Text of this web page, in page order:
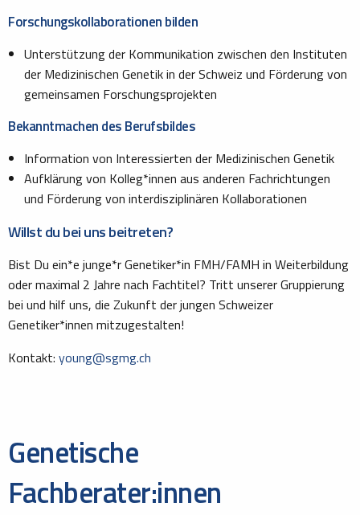
Forschungskollaborationen bilden
Unterstützung der Kommunikation zwischen den Instituten
der Medizinischen Genetik in der Schweiz und Förderung von
gemeinsamen Forschungsprojekten
Bekanntmachen des Berufsbildes
Information von Interessierten der Medizinischen Genetik
Aufklärung von Kolleg*innen aus anderen Fachrichtungen
und Förderung von interdisziplinären Kollaborationen
Willst du bei uns beitreten?
Bist Du ein*e junge*r Genetiker*in FMH/FAMH in Weiterbildung
oder maximal 2 Jahre nach Fachtitel? Tritt unserer Gruppierung
bei und hilf uns, die Zukunft der jungen Schweizer
Genetiker*innen mitzugestalten!
Kontakt: young@sgmg.ch
Genetische
Fachberater:innen